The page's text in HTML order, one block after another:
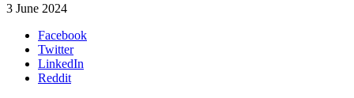
3 June 2024
Facebook
Twitter
LinkedIn
Reddit